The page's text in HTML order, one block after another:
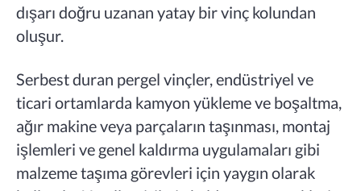
dışarı doğru uzanan yatay bir vinç kolundan
oluşur.
Serbest duran pergel vinçler, endüstriyel ve
ticari ortamlarda kamyon yükleme ve boşaltma,
ağır makine veya parçaların taşınması, montaj
işlemleri ve genel kaldırma uygulamaları gibi
malzeme taşıma görevleri için yaygın olarak